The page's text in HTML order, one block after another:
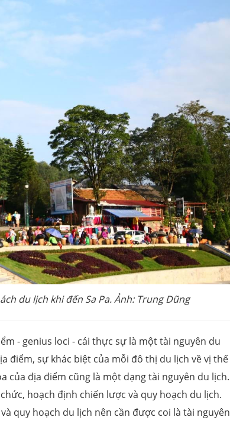
du lịch khi đến Sa Pa. Ảnh: Trung Dũng
- genius loci - cái thực sự là một tài nguyên du
điểm, sự khác biệt của mỗi đô thị du lịch về vị thế
của địa điểm cũng là một dạng tài nguyên du lịch.
hoạch định chiến lược và quy hoạch du lịch.
quy hoạch du lịch nên cần được coi là tài nguyên